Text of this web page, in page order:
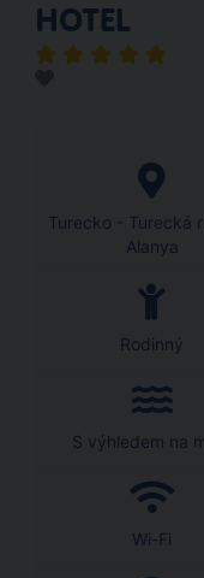
HOTEL
Turecko - Turecká
Alanya
Rodinný
S výhledem na
Wi-Fi